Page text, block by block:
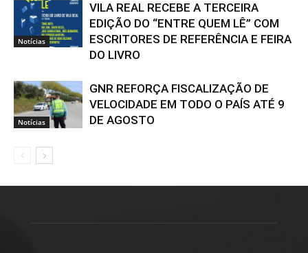
Notícias
VILA REAL RECEBE A TERCEIRA
EDIÇÃO DO “ENTRE QUEM LÊ” COM
ESCRITORES DE REFERÊNCIA E FEIRA
DO LIVRO
Notícias
GNR REFORÇA FISCALIZAÇÃO DE
VELOCIDADE EM TODO O PAÍS ATÉ 9
DE AGOSTO